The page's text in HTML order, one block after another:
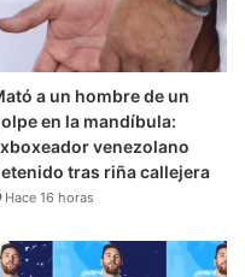
a un hombre de un
en la mandíbula:
venezolano
tras riña callejera
Hace 16 horas